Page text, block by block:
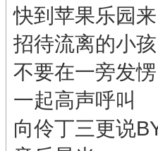
快到苹果乐园来
招待流离的小孩
不要在一旁发愣
一起高声呼叫
向伶丁三更说